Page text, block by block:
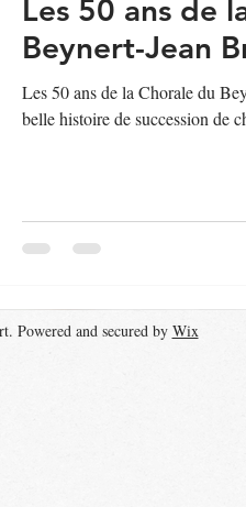
Les 50 ans de
Beynert-Jean
Les 50 ans de la Chorale du
belle histoire de succession de
Powered and secured by Wix